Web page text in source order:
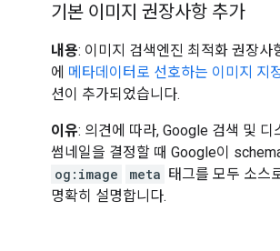
기본 이미지 권장사항 추가
내용: 이미지 검색엔진 최적화 권장사
에 메타데이터로 선호하는 이미지 지
션이 추가되었습니다.
이유: 의견에 따라, Google 검색 및 디
썸네일을 결정할 때 Google이
og:image
meta 태그를 모두 소스
명확히 설명합니다.